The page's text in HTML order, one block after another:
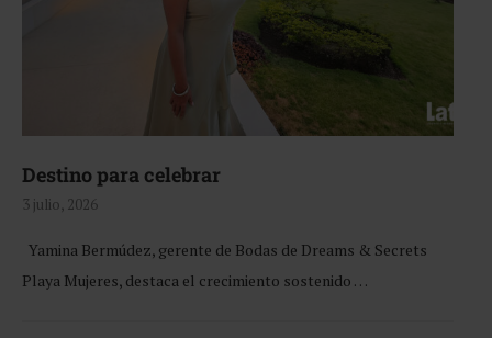
Destino para celebrar
3 julio, 2026
Yamina Bermúdez, gerente de Bodas de Dreams & Secrets
Playa Mujeres, destaca el crecimiento sostenido …